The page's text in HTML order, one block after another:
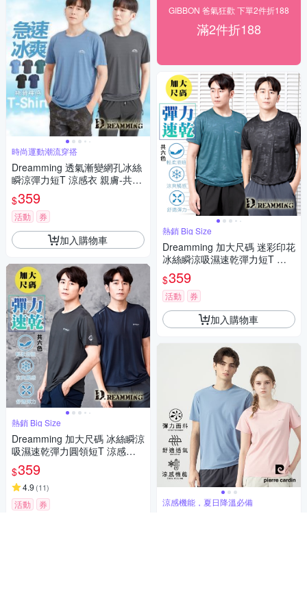
時尚運動潮流穿搭
Dreamming 透氣漸變網孔冰絲
瞬涼彈力短T 涼感衣 親膚-共五
色
$359
活動 券
加入購物車
熱銷 Big Size
Dreamming 加大尺碼 冰絲瞬涼
吸濕速乾彈力圓領短T 涼感衣-
共六色
$359
4.9 (11)
活動 券
GIBBON 爸氣狂歡 下單2件折188
滿2件折188
熱銷 Big Size
Dreamming 加大尺碼 迷彩印花
冰絲瞬涼吸濕速乾彈力短T 涼
感衣-共二款
$359
活動 券
加入購物車
涼感機能，夏日降溫必備